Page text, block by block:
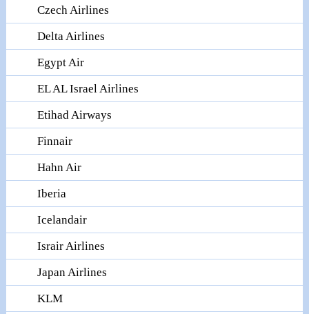
Czech Airlines
Delta Airlines
Egypt Air
EL AL Israel Airlines
Etihad Airways
Finnair
Hahn Air
Iberia
Icelandair
Israir Airlines
Japan Airlines
KLM